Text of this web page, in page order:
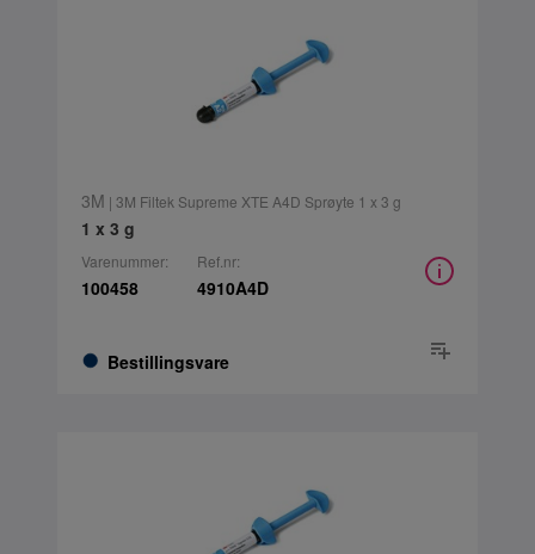
3M | 3M Filtek Supreme XTE A4D Sprøyte 1 x 3 g
1 x 3 g
Varenummer:
100458
Bestillingsvare
Ref.nr:
4910A4D